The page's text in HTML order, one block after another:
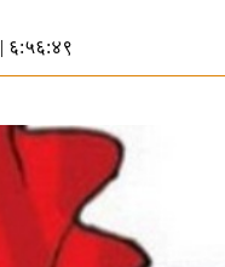
| ६:५६:४९